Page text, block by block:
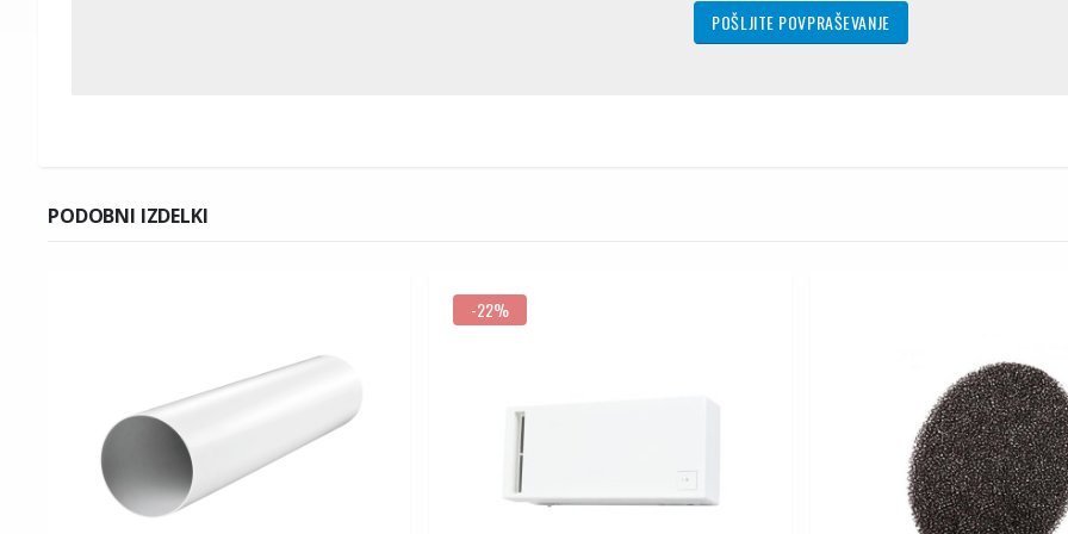
PODOBNI IZDELKI
-22%